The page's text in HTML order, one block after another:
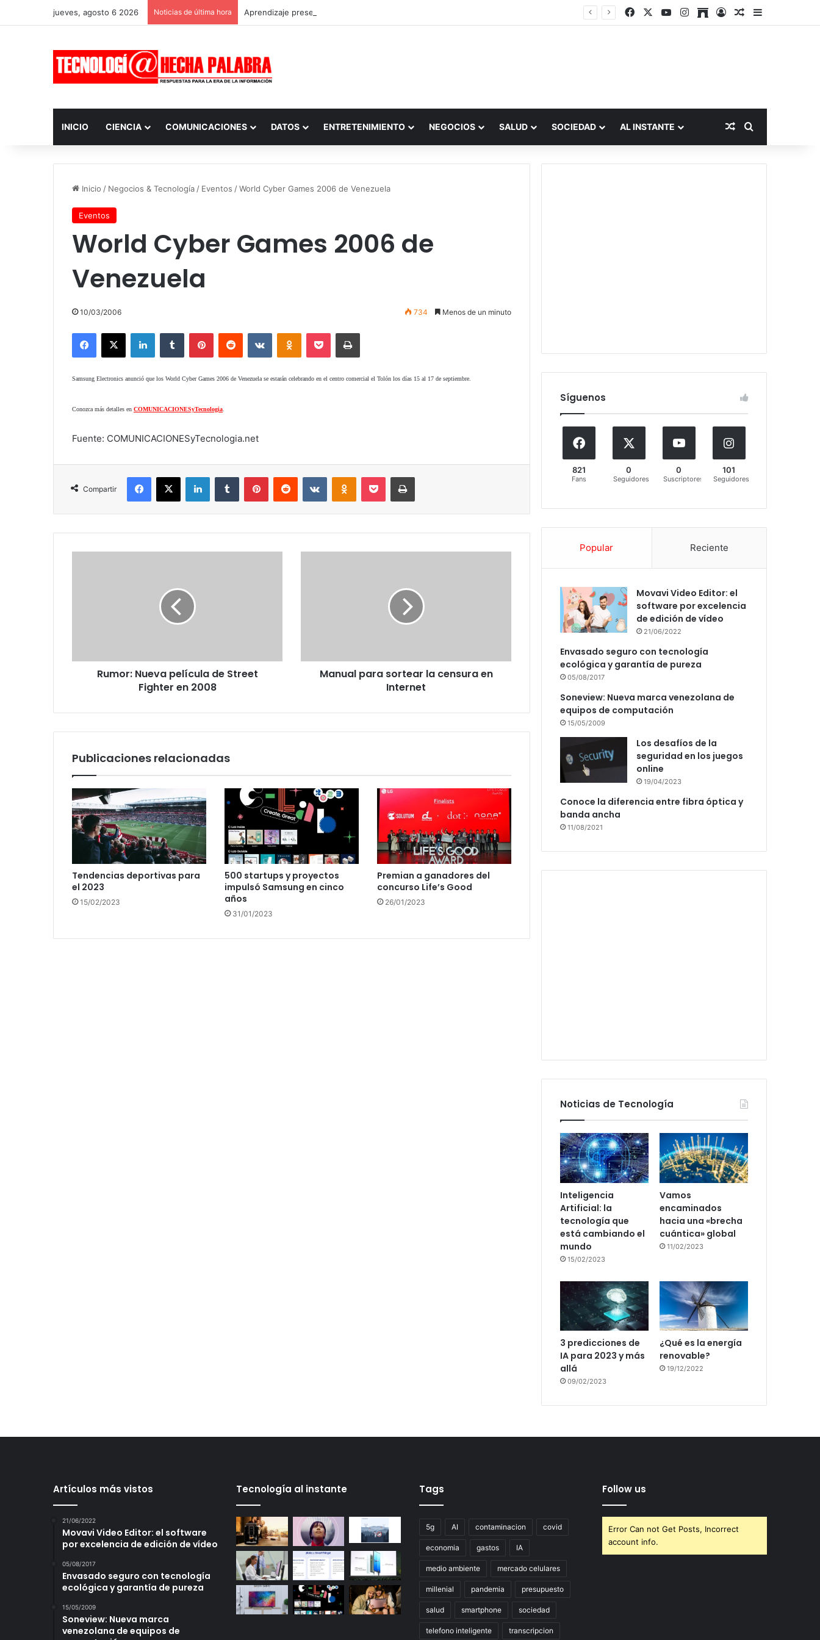
jueves, agosto 6 2026 Noticias de última hora Aprendizaje presencial vs. por internet FacebookYouTubeInstagram
ArchiveAccesoPublicación al
Barra lateral
INICIO CIENCIA COMUNICACIONES DATOS ENTRETENIMIENTO NEGOCIOS SALUD SOCIEDAD AL INSTANTE Publicación al
Buscar por
Inicio / Negocios & Tecnología / Eventos /World Cyber Games 2006 de Venezuela
Eventos
World Cyber Games 2006 de
Venezuela
10/03/2006 734 Menos de un minuto
Facebook
X LinkedInTumblr PinterestReddit VKontakteOdnoklassniki
Pocket Imprimir
Samsung Electronics anunció que los World Cyber Games 2006 de Venezuela se estarán celebrando en el centro comercial el Tolón los días 15 al 17 de septiembre.
Conozca más detalles en COMUNICACIONESyTecnologia
Fuente: COMUNICACIONESyTecnologia.net
Compartir
Facebook
X LinkedInTumblr PinterestReddit VKontakteOdnoklassniki
Pocket Imprimir
Rumor: Nueva película de Street
Fighter en 2008
Manual para sortear la censura en
Internet
Publicaciones relacionadas
Tendencias deportivas para
el 2023
15/02/2023
500 startups y proyectos
impulsó Samsung en cinco
años
31/01/2023
Premian a ganadores del
concurso Life’s Good
26/01/2023
Síguenos
821
Fans
0
Seguidores
0
Suscriptores
101
Seguidores
Popular Reciente
Movavi Video Editor: el
software por excelencia
de edición de vídeo
21/06/2022
Envasado seguro con tecnología
ecológica y garantía de pureza
05/08/2017
Soneview: Nueva marca venezolana de
equipos de computación
15/05/2009
Los desafíos de la
seguridad en los juegos
online
19/04/2023
Conoce la diferencia entre fibra óptica y
banda ancha
11/08/2021
Noticias de Tecnología
Inteligencia
Artificial: la
tecnología que
está cambiando el
mundo
15/02/2023
Vamos
encaminados
hacia una «brecha
cuántica» global
11/02/2023
3 predicciones de
IA para 2023 y más
allá
09/02/2023
¿Qué es la energía
renovable?
19/12/2022
Artículos más vistos
21/06/2022
Movavi Video Editor: el software
por excelencia de edición de vídeo
05/08/2017
Envasado seguro con tecnología
ecológica y garantía de pureza
15/05/2009
Soneview: Nueva marca
venezolana de equipos de
Tecnología al instante Tags
5g AI contaminacion covid
economia gastos IA
medio ambiente mercado celulares
millenial pandemia presupuesto
salud smartphone sociedad
telefono inteligente transcripcion
Follow us
Error Can not Get Posts, Incorrect
account info.